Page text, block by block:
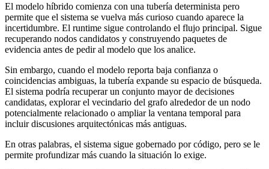
El modelo híbrido comienza con una tubería determinista pero
permite que el sistema se vuelva más curioso cuando aparece la
incertidumbre. El runtime sigue controlando el flujo principal. Sigue
recuperando nodos candidatos y construyendo paquetes de
evidencia antes de pedir al modelo que los analice.
Sin embargo, cuando el modelo reporta baja confianza o
coincidencias ambiguas, la tubería expande su espacio de búsqueda.
El sistema podría recuperar un conjunto mayor de decisiones
candidatas, explorar el vecindario del grafo alrededor de un nodo
potencialmente relacionado o ampliar la ventana temporal para
incluir discusiones arquitectónicas más antiguas.
En otras palabras, el sistema sigue gobernado por código, pero se le
permite profundizar más cuando la situación lo exige.